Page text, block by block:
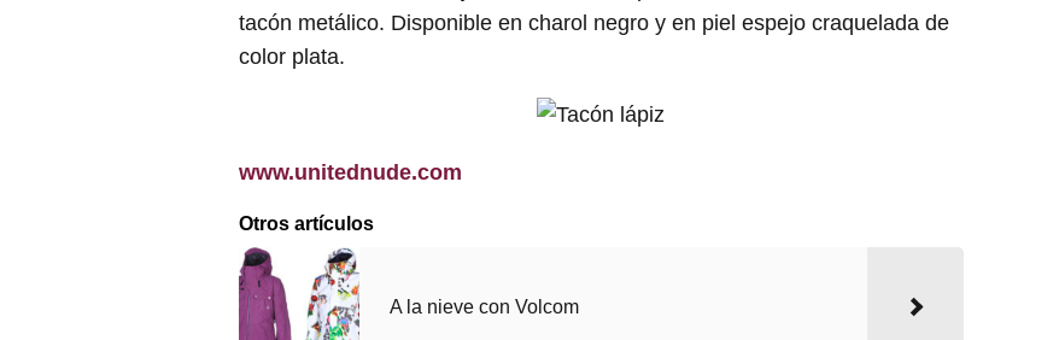
tacón metálico. Disponible en charol negro y en piel espejo craquelada de
color plata.
www.unitednude.com
Otros artículos
A la nieve con Volcom